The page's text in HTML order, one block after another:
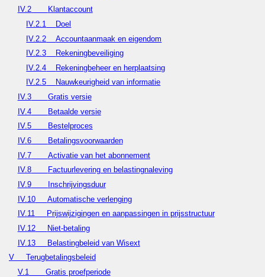
IV.2
Klantaccount
IV.2.1
Doel
IV.2.2
Accountaanmaak en eigendom
IV.2.3
Rekeningbeveiliging
IV.2.4
Rekeningbeheer en herplaatsing
IV.2.5
Nauwkeurigheid van informatie
IV.3
Gratis versie
IV.4
Betaalde versie
IV.5
Bestelproces
IV.6
Betalingsvoorwaarden
IV.7
Activatie van het abonnement
IV.8
Factuurlevering en belastingnaleving
IV.9
Inschrijvingsduur
IV.10
Automatische verlenging
IV.11
Prijswijzigingen en aanpassingen in prijsstructuur
IV.12
Niet-betaling
IV.13
Belastingbeleid van Wisext
V
Terugbetalingsbeleid
V.1
Gratis proefperiode